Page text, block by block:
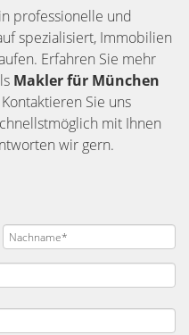
in professionelle und
spezialisiert, Immobilien
Erfahren Sie mehr
Makler für München
Kontaktieren Sie uns
mit Ihnen
wir gern.